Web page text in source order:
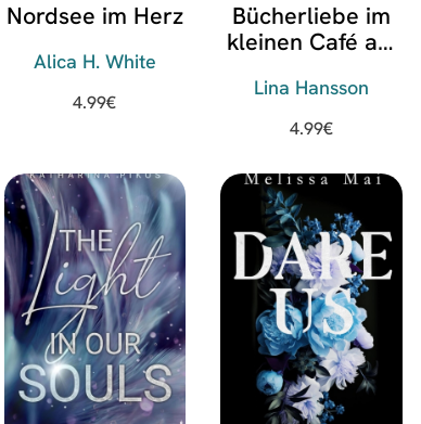
Nordsee im Herz
Alica H. White
4.99€
Bücherliebe im
kleinen Café am
Lina Hansson
4.99€